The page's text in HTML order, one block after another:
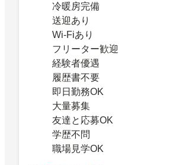
冷暖房完備
送迎あり
Wi-Fiあり
フリーター歓迎
経験者優遇
履歴書不要
即日勤務OK
大量募集
友達と応募OK
学歴不問
職場見学OK